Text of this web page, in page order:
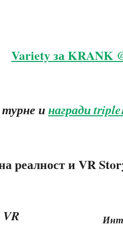
Variety за KRANK
инагради
реалност и VR